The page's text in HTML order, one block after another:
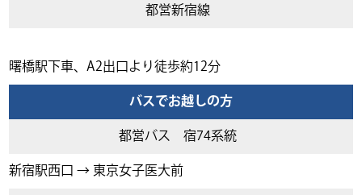
都営新宿線
曙橋駅下車、A2出口より徒歩約12分
バスでお越しの方
都営バス 宿74系統
新宿駅西口 → 東京女子医大前